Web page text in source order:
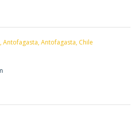
Antofagasta, Antofagasta, Chile